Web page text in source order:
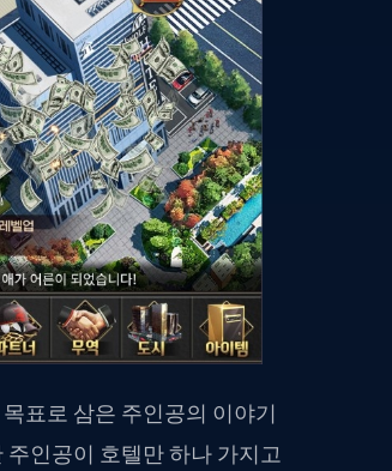
표로 삼은 주인공의 이야기
주인공이 호텔만 하나 가지고